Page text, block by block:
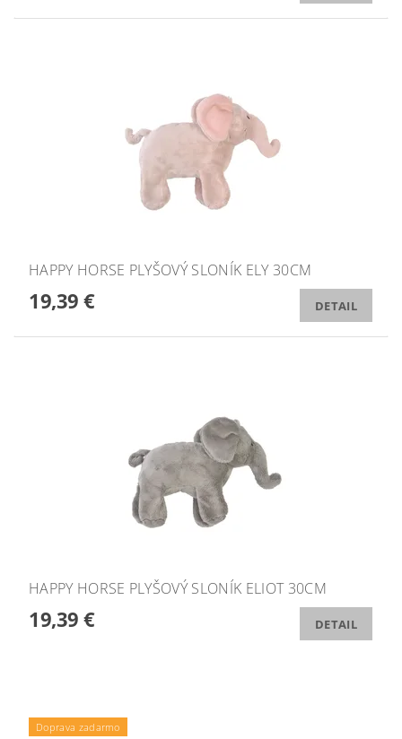
HAPPY HORSE PLYŠOVÝ SLONÍK ELY 30CM
19,39 € DETAIL
HAPPY HORSE PLYŠOVÝ SLONÍK ELIOT 30CM
19,39 € DETAIL
Doprava zadarmo